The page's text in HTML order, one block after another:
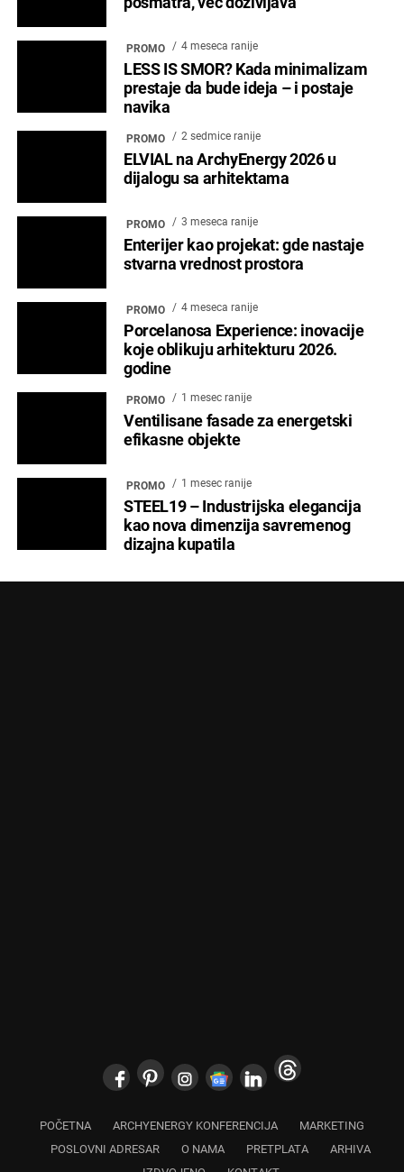
PROMO 4 meseca ranije
LESS IS SMOR? Kada minimalizam
prestaje da bude ideja – i postaje
navika
PROMO 2 sedmice ranije
ELVIAL na ArchyEnergy 2026 u
dijalogu sa arhitektama
PROMO 3 meseca ranije
Enterijer kao projekat: gde nastaje
stvarna vrednost prostora
PROMO 4 meseca ranije
Porcelanosa Experience: inovacije
koje oblikuju arhitekturu 2026.
godine
PROMO 1 mesec ranije
Ventilisane fasade za energetski
efikasne objekte
PROMO 1 mesec ranije
STEEL19 – Industrijska elegancija
kao nova dimenzija savremenog
dizajna kupatila
POSLOVNI ADRESAR
O NAMA PRETPLATA